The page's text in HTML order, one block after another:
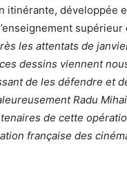
itinérante, développée
les attentats de
dessins viennent
de les défendre et
Radu
de cette
française des